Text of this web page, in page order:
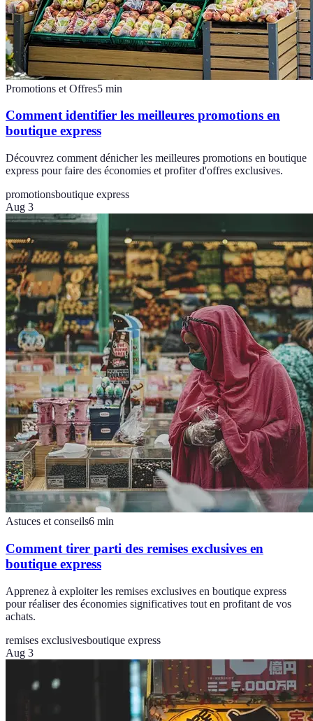
Promotions et Offres5 min
Comment identifier les meilleures promotions en
boutique express
Découvrez comment dénicher les meilleures promotions en boutique
express pour faire des économies et profiter d'offres exclusives.
promotionsboutique express
Aug 3
Astuces et conseils6 min
Comment tirer parti des remises exclusives en
boutique express
Apprenez à exploiter les remises exclusives en boutique express
pour réaliser des économies significatives tout en profitant de vos
achats.
remises exclusivesboutique express
Aug 3